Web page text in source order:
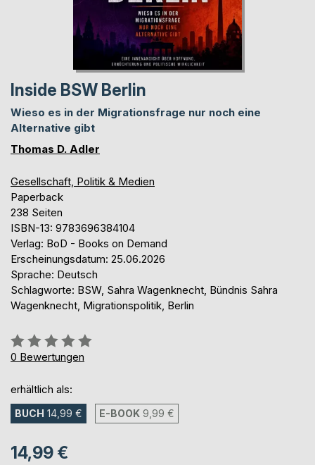
Inside BSW Berlin
Wieso es in der Migrationsfrage nur noch eine
Alternative gibt
Thomas D. Adler
Gesellschaft, Politik & Medien
Paperback
238 Seiten
ISBN-13: 9783696384104
Verlag: BoD - Books on Demand
Erscheinungsdatum: 25.06.2026
Sprache: Deutsch
Schlagworte: BSW, Sahra Wagenknecht, Bündnis Sahra
Wagenknecht, Migrationspolitik, Berlin
Bewertung::
0%
0 Bewertungen
erhältlich als:
BUCH 14,99 € E-BOOK 9,99 €
14,99 €